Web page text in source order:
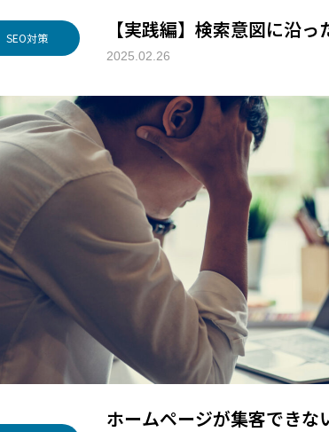
SEO対策 【実践編】検索意図に沿
2025.02.26
ホームページが集客できな